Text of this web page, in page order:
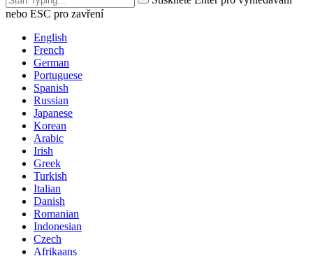
nebo ESC pro zavření
English
French
German
Portuguese
Spanish
Russian
Japanese
Korean
Arabic
Irish
Greek
Turkish
Italian
Danish
Romanian
Indonesian
Czech
Afrikaans